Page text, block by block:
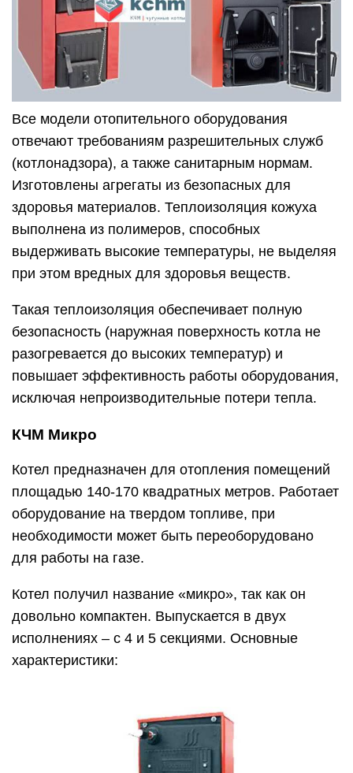
Все модели отопительного оборудования
отвечают требованиям разрешительных служб
(котлонадзора), а также санитарным нормам.
Изготовлены агрегаты из безопасных для
здоровья материалов. Теплоизоляция кожуха
выполнена из полимеров, способных
выдерживать высокие температуры, не выделяя
при этом вредных для здоровья веществ.
Такая теплоизоляция обеспечивает полную
безопасность (наружная поверхность котла не
разогревается до высоких температур) и
повышает эффективность работы оборудования,
исключая непроизводительные потери тепла.
КЧМ Микро
Котел предназначен для отопления помещений
площадью 140-170 квадратных метров. Работает
оборудование на твердом топливе, при
необходимости может быть переоборудовано
для работы на газе.
Котел получил название «микро», так как он
довольно компактен. Выпускается в двух
исполнениях – с 4 и 5 секциями. Основные
характеристики: